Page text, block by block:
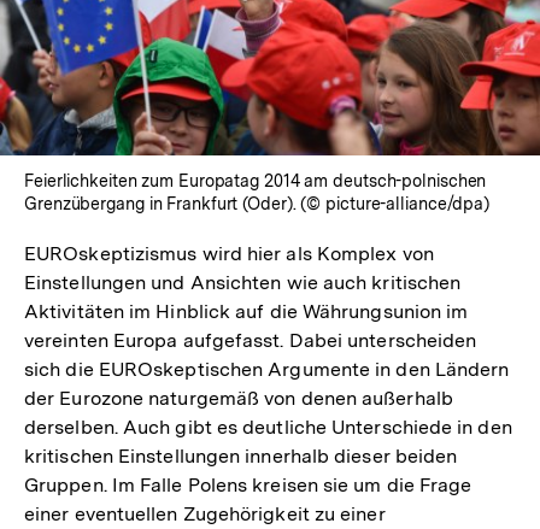
Feierlichkeiten zum Europatag 2014 am deutsch-polnischen
Grenzübergang in Frankfurt (Oder). (© picture-alliance/dpa)
EUROskeptizismus wird hier als Komplex von
Einstellungen und Ansichten wie auch kritischen
Aktivitäten im Hinblick auf die Währungsunion im
vereinten Europa aufgefasst. Dabei unterscheiden
sich die EUROskeptischen Argumente in den Ländern
der Eurozone naturgemäß von denen außerhalb
derselben. Auch gibt es deutliche Unterschiede in den
kritischen Einstellungen innerhalb dieser beiden
Gruppen. Im Falle Polens kreisen sie um die Frage
einer eventuellen Zugehörigkeit zu einer